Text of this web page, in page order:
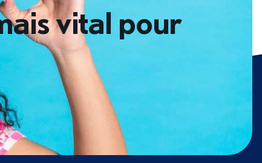
vital pour